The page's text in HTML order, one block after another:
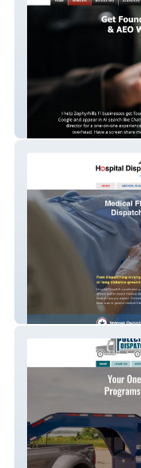
Graphic
AEO GEO Website
Hospital Dispatch –
Transportation